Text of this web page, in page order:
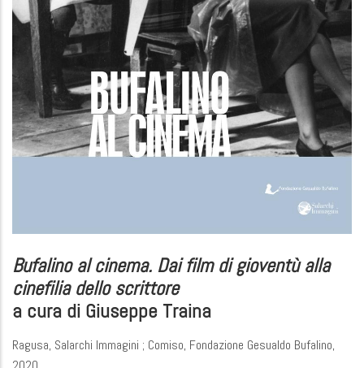
Bufalino al cinema. Dai film di gioventù alla
cinefilia dello scrittore
a cura di Giuseppe Traina
Ragusa, Salarchi Immagini ; Comiso, Fondazione Gesualdo Bufalino,